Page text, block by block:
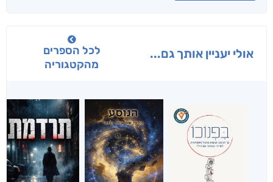
אולי יעניין אותך גם...
לכל הספרים
מהקטגוריה